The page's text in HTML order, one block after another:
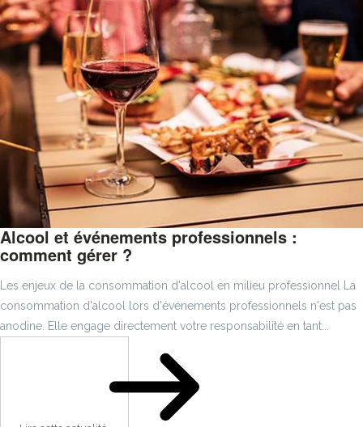
Alcool et événements professionnels :
comment gérer ?
Les enjeux de la consommation d'alcool en milieu professionnel La
consommation d'alcool lors d'événements professionnels n'est pas
anodine. Elle engage directement votre responsabilité en tant...